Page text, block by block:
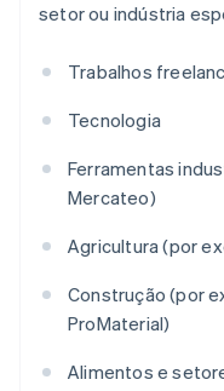
setor ou indústria
Trabalhos
Tecnologia
Ferramentas
Mercateo)
Agricultura (por
Construção (por
ProMaterial)
Alimentos e